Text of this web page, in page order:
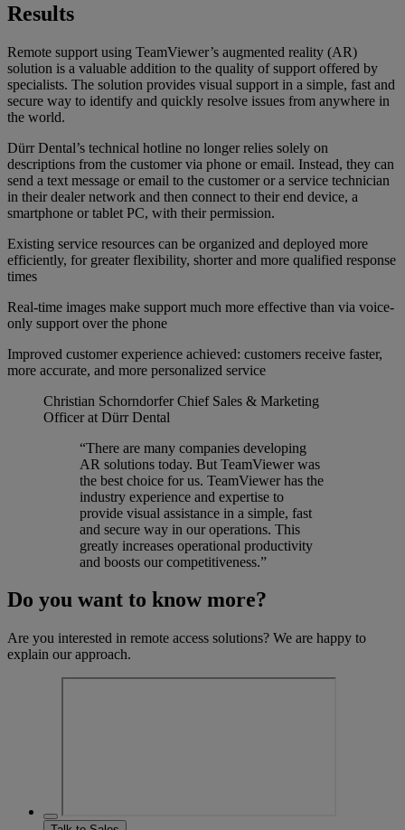
Results
Remote support using TeamViewer’s augmented reality (AR)
solution is a valuable addition to the quality of support offered by
specialists. The solution provides visual support in a simple, fast and
secure way to identify and quickly resolve issues from anywhere in
the world.
Dürr Dental’s technical hotline no longer relies solely on
descriptions from the customer via phone or email. Instead, they can
send a text message or email to the customer or a service technician
in their dealer network and then connect to their end device, a
smartphone or tablet PC, with their permission.
Existing service resources can be organized and deployed more
efficiently, for greater flexibility, shorter and more qualified response
times
Real-time images make support much more effective than via voice-
only support over the phone
Improved customer experience achieved: customers receive faster,
more accurate, and more personalized service
Christian Schorndorfer Chief Sales & Marketing
Officer at Dürr Dental
“There are many companies developing
AR solutions today. But TeamViewer was
the best choice for us. TeamViewer has the
industry experience and expertise to
provide visual assistance in a simple, fast
and secure way in our operations. This
greatly increases operational productivity
and boosts our competitiveness.”
Do you want to know more?
Are you interested in remote access solutions? We are happy to
explain our approach.